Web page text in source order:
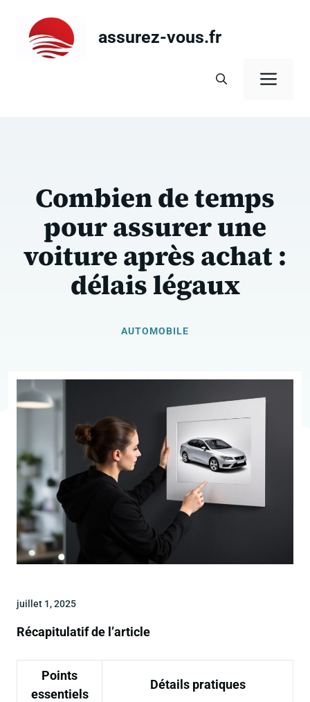
contenu
assurez-vous.fr
Combien de temps
pour assurer une
voiture après achat :
délais légaux
AUTOMOBILE
juillet 1, 2025
Récapitulatif de l’article
Points
essentiels
Détails pratiques